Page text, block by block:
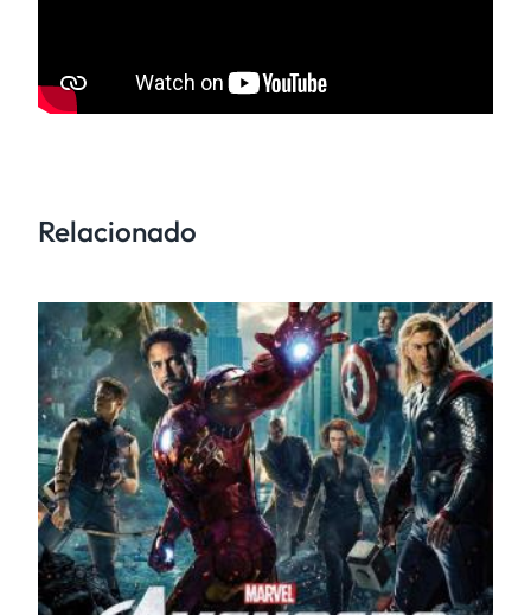
Relacionado